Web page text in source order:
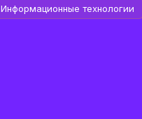
Информационные технологии